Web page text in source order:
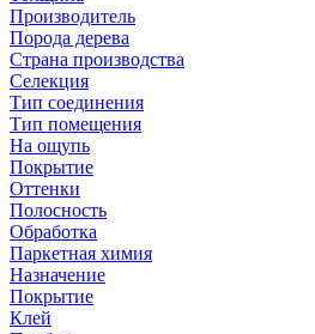
Производитель
Порода дерева
Страна производства
Селекция
Тип соединения
Тип помещения
На ощупь
Покрытие
Оттенки
Полосность
Обработка
Паркетная химия
Назначение
Покрытие
Клей